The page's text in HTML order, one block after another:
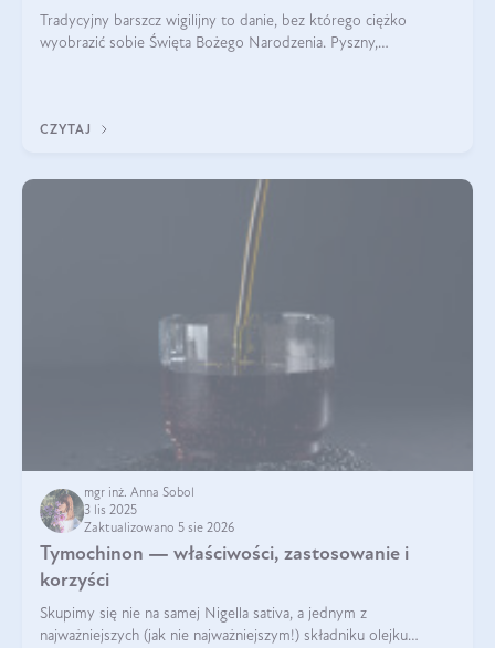
Tradycyjny barszcz wigilijny to danie, bez którego ciężko
wyobrazić sobie Święta Bożego Narodzenia. Pyszny,
CZYTAJ
mgr inż. Anna Sobol
3 lis 2025
Zaktualizowano 5 sie 2026
Tymochinon — właściwości, zastosowanie i
korzyści
Skupimy się nie na samej Nigella sativa, a jednym z
najważniejszych (jak nie najważniejszym!) składniku olejku